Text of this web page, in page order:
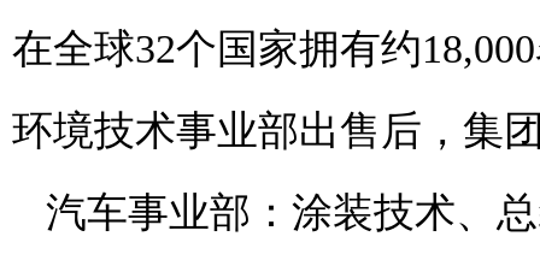
在全球32个国家拥有约
环境技术事业部出售后，集
汽车事业部：涂装技术、